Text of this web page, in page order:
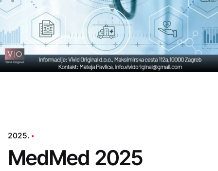
2025.
MedMed 2025